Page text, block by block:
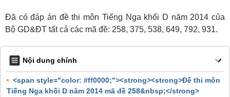
Đã có đáp án đề thi môn Tiếng Nga khối D năm 2014 của
Bộ GD&ĐT tất cả các mã đề: 258, 375, 538, 649, 792, 931.
Nội dung chính
<span style="color: #ff0000;"><strong><strong>Đề thi môn
Tiếng Nga khối D năm 2014 mã đề 258&nbsp;</strong>